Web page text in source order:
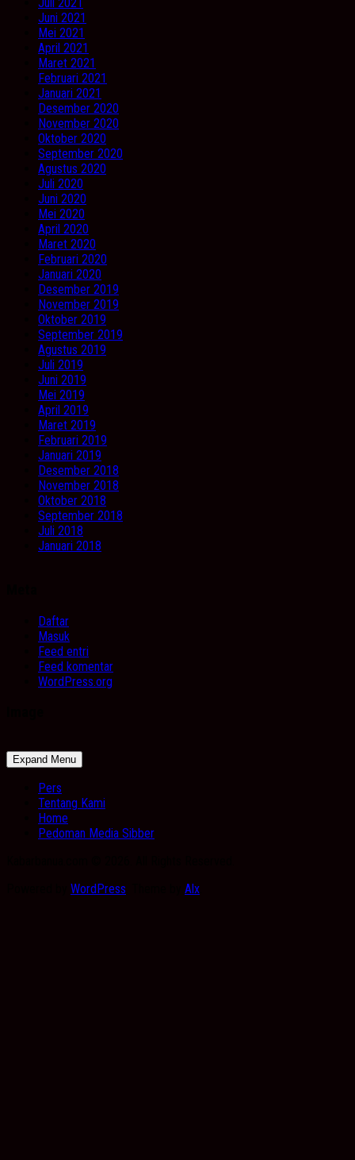
Juni 2021
Mei 2021
April 2021
Maret 2021
Februari 2021
Januari 2021
Desember 2020
November 2020
Oktober 2020
September 2020
Agustus 2020
Juli 2020
Juni 2020
Mei 2020
April 2020
Maret 2020
Februari 2020
Januari 2020
Desember 2019
November 2019
Oktober 2019
September 2019
Agustus 2019
Juli 2019
Juni 2019
Mei 2019
April 2019
Maret 2019
Februari 2019
Januari 2019
Desember 2018
November 2018
Oktober 2018
September 2018
Juli 2018
Januari 2018
Daftar
Masuk
Feed entri
Feed komentar
WordPress.org
Expand Menu
Pers
Tentang Kami
Home
Pedoman Media Sibber
WordPress Alx